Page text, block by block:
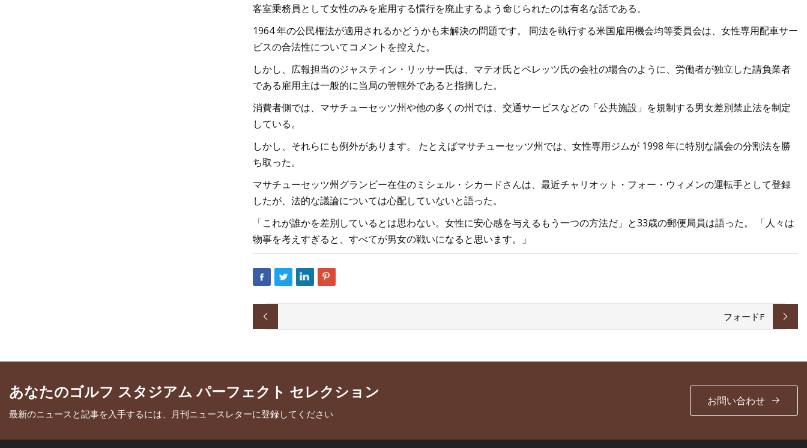
客室乗務員として女性のみを雇用する慣行を廃止するよう命じられたのは有名な話である。
1964 年の公民権法が適用されるかどうかも未解決の問題です。 同法を執行する米国雇用機会均等委員会は、女性専用配車サー
ビスの合法性についてコメントを控えた。
しかし、広報担当のジャスティン・リッサー氏は、マテオ氏とペレッツ氏の会社の場合のように、労働者が独立した請負業者
である雇用主は一般的に当局の管轄外であると指摘した。
消費者側では、マサチューセッツ州や他の多くの州では、交通サービスなどの「公共施設」を規制する男女差別禁止法を制定
している。
しかし、それらにも例外があります。 たとえばマサチューセッツ州では、女性専用ジムが 1998 年に特別な議会の分割法を勝
ち取った。
マサチューセッツ州グランビー在住のミシェル・シカードさんは、最近チャリオット・フォー・ウィメンの運転手として登録
したが、法的な議論については心配していないと語った。
「これが誰かを差別しているとは思わない。女性に安心感を与えるもう一つの方法だ」と33歳の郵便局員は語った。 「人々は
物事を考えすぎると、すべてが男女の戦いになると思います。」
フォードF
あなたのゴルフ スタジアム パーフェクト セレクション
最新のニュースと記事を入手するには、月刊ニュースレターに登録してください
お問い合わせ